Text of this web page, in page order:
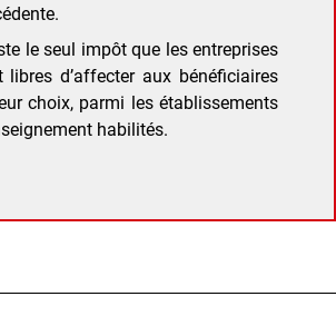
le seul impôt que les entreprises
libres d’affecter aux bénéficiaires
choix, parmi les établissements
habilités.